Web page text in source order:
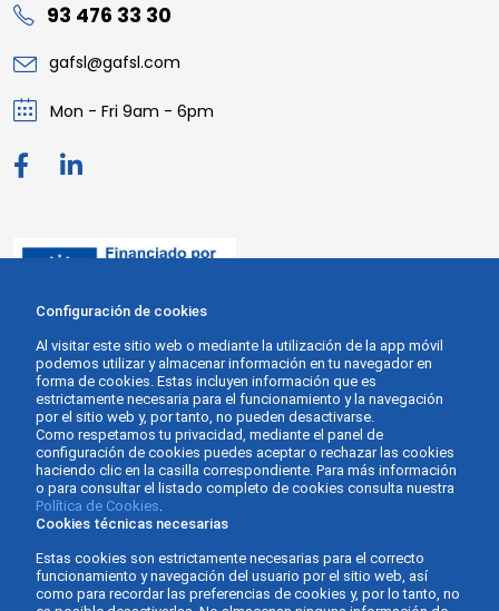
93 476 33 30
gafsl@gafsl.com
Mon - Fri 9am - 6pm
Configuración de cookies
Al visitar este sitio web o mediante la utilización de la app móvil
podemos utilizar y almacenar información en tu navegador en
forma de cookies. Estas incluyen información que es
estrictamente necesaria para el funcionamiento y la navegación
por el sitio web y, por tanto, no pueden desactivarse.
Como respetamos tu privacidad, mediante el panel de
configuración de cookies puedes aceptar o rechazar las cookies
haciendo clic en la casilla correspondiente. Para más información
o para consultar el listado completo de cookies consulta nuestra
Política de Cookies.
Cookies técnicas necesarias
Estas cookies son estrictamente necesarias para el correcto
funcionamiento y navegación del usuario por el sitio web, así
como para recordar las preferencias de cookies y, por lo tanto, no